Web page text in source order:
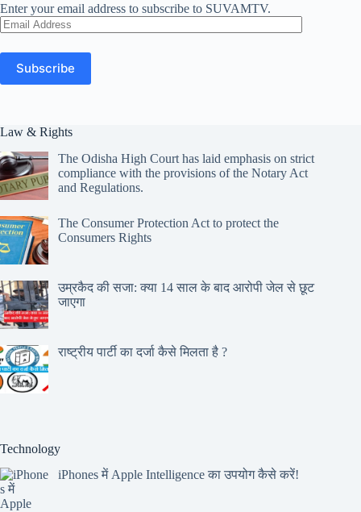
Enter your email address to subscribe to SUVAMTV.
Email
Address
Subscribe
Law & Rights
The Odisha High Court has laid emphasis on strict
compliance with the provisions of the Notary Act
and Regulations.
The Consumer Protection Act to protect the
Consumers Rights
उम्रकैद की सजा: क्या 14 साल के बाद आरोपी जेल से छूट
जाएगा
राष्ट्रीय पार्टी का दर्जा कैसे मिलता है ?
Technology
iPhones में Apple Intelligence का उपयोग कैसे करें!